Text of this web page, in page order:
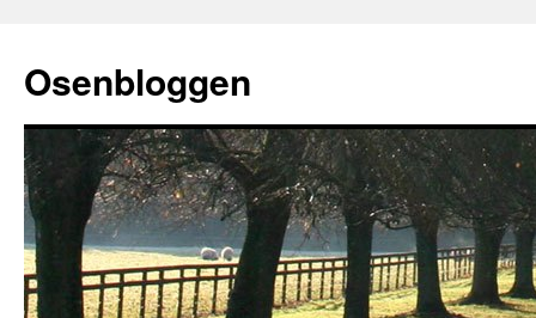
Osenbloggen